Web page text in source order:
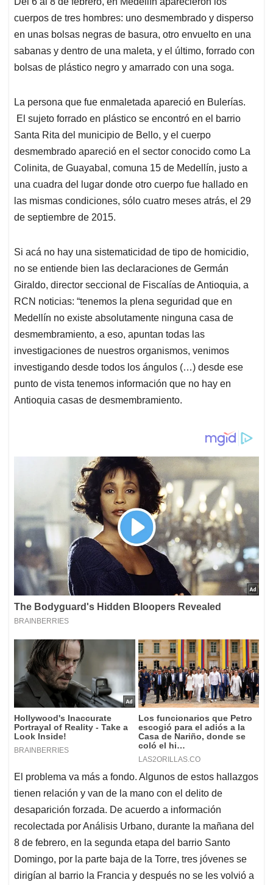
s
A
p
p
b
o
o
k
e
d
I
n
l
a
d
s
cuerpos de tres hombres: uno desmembrado y disperso
en unas bolsas negras de basura, otro envuelto en una
sabanas y dentro de una maleta, y el último, forrado con
bolsas de plástico negro y amarrado con una soga.
La persona que fue enmaletada apareció en Bulerías.
El sujeto forrado en plástico se encontró en el barrio
Santa Rita del municipio de Bello, y el cuerpo
desmembrado apareció en el sector conocido como La
Colinita, de Guayabal, comuna 15 de Medellín, justo a
una cuadra del lugar donde otro cuerpo fue hallado en
las mismas condiciones, sólo cuatro meses atrás, el 29
de septiembre de 2015.
Si acá no hay una sistematicidad de tipo de homicidio,
no se entiende bien las declaraciones de Germán
Giraldo, director seccional de Fiscalías de Antioquia, a
RCN noticias: “tenemos la plena seguridad que en
Medellín no existe absolutamente ninguna casa de
desmembramiento, a eso, apuntan todas las
investigaciones de nuestros organismos, venimos
investigando desde todos los ángulos (…) desde ese
punto de vista tenemos información que no hay en
Antioquia casas de desmembramiento.
El problema va más a fondo. Algunos de estos hallazgos
tienen relación y van de la mano con el delito de
desaparición forzada. De acuerdo a información
recolectada por Análisis Urbano, durante la mañana del
8 de febrero, en la segunda etapa del barrio Santo
Domingo, por la parte baja de la Torre, tres jóvenes se
dirigían al barrio la Francia y después no se les volvió a